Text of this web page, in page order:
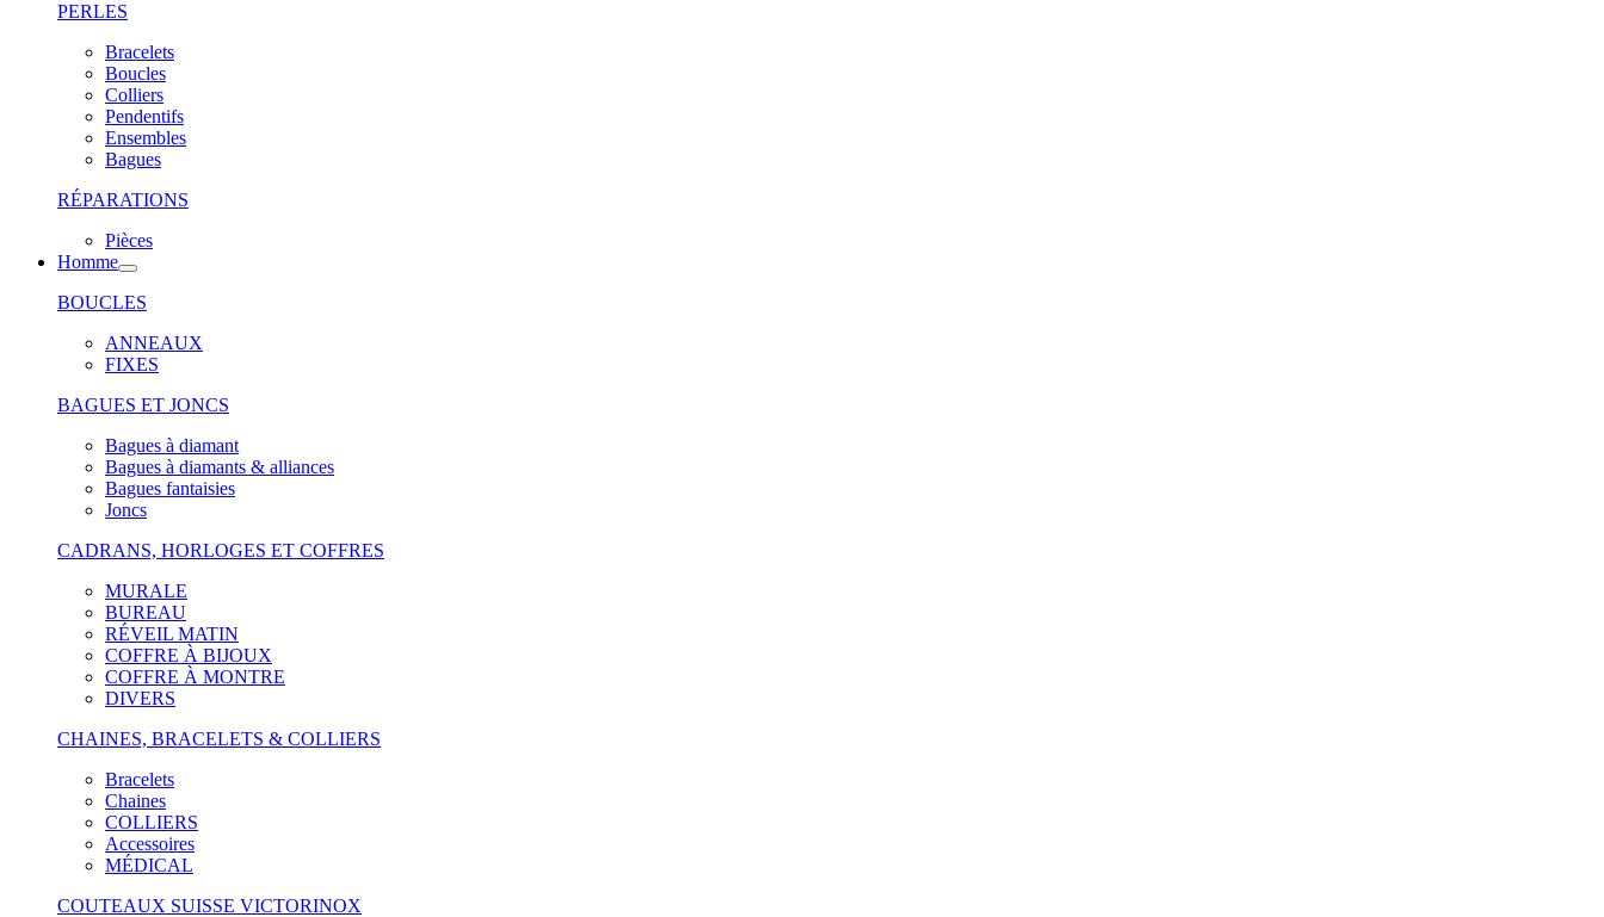
PERLES
Bracelets
Boucles
Colliers
Pendentifs
Ensembles
Bagues
RÉPARATIONS
Pièces
Homme
BOUCLES
ANNEAUX
FIXES
BAGUES ET JONCS
Bagues à diamant
Bagues à diamants & alliances
Bagues fantaisies
Joncs
CADRANS, HORLOGES ET COFFRES
MURALE
BUREAU
RÉVEIL MATIN
COFFRE À BIJOUX
COFFRE À MONTRE
DIVERS
CHAINES, BRACELETS & COLLIERS
Bracelets
Chaines
COLLIERS
Accessoires
MÉDICAL
COUTEAUX SUISSE VICTORINOX